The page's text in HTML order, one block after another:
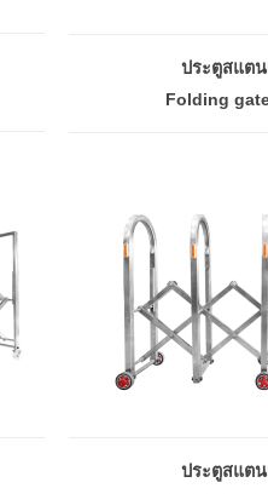
ประตูสแตน
Folding
ประตูสแตน